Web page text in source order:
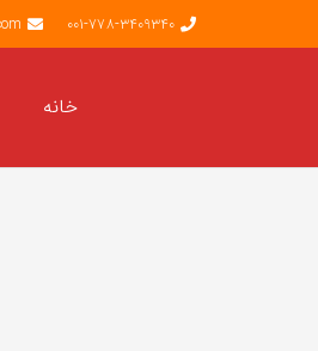
001-778-3409340
خانه